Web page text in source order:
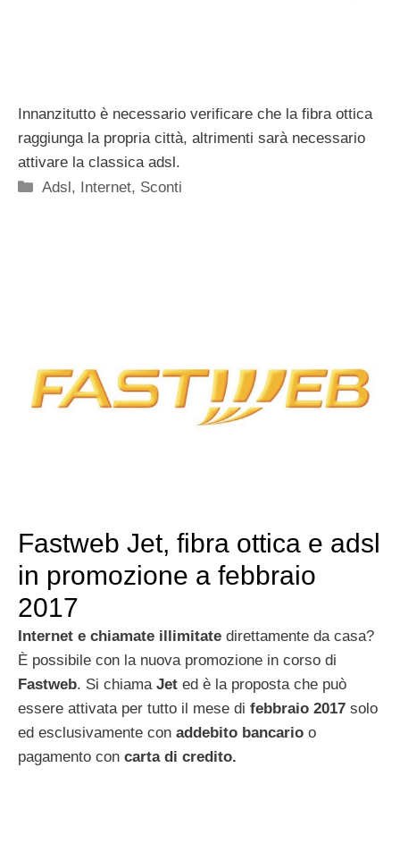
Innanzitutto è necessario verificare che la fibra ottica
raggiunga la propria città, altrimenti sarà necessario
attivare la classica adsl.
Categorie
Adsl, Internet, Sconti
Fastweb Jet, fibra ottica e adsl
in promozione a febbraio
2017
Internet e chiamate illimitate direttamente da casa?
È possibile con la nuova promozione in corso di
Fastweb. Si chiama Jet ed è la proposta che può
essere attivata per tutto il mese di febbraio 2017 solo
ed esclusivamente con addebito bancario o
pagamento con carta di credito.